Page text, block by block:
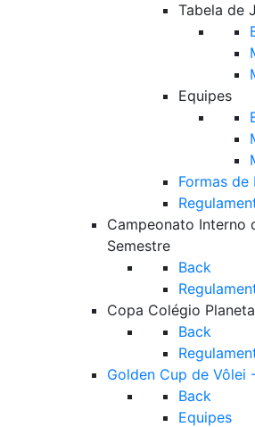
Tabela de
Equipes
Formas de
Campeonato Interno
Semestre
Back
Copa Colégio
Back
Golden Cup de Vôlei
Back
Equipes